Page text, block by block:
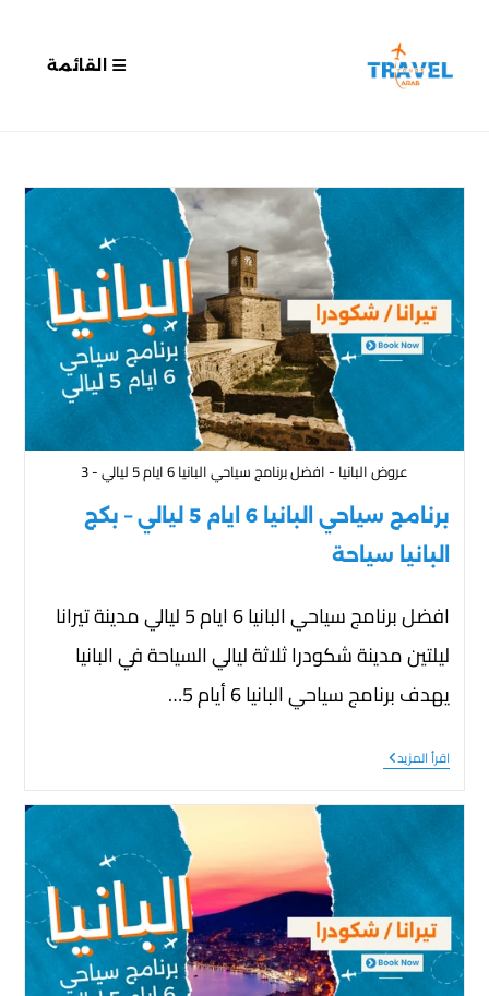
القائمة
عروض البانيا - افضل برنامج سياحي البانيا 6 ايام 5 ليالي - 3
برنامج سياحي البانيا 6 ايام 5 ليالي – بكج
البانيا سياحة
افضل برنامج سياحي البانيا 6 ايام 5 ليالي مدينة تيرانا
ليلتين مدينة شكودرا ثلاثة ليالي السياحة في البانيا
يهدف برنامج سياحي البانيا 6 أيام 5…
اقرأ المزيد